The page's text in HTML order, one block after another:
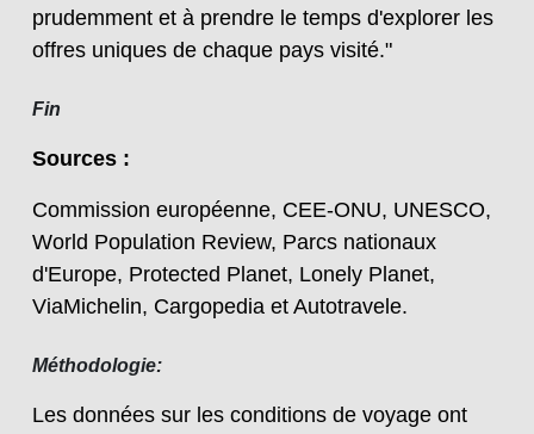
prudemment et à prendre le temps d'explorer les
offres uniques de chaque pays visité."
Fin
Sources :
Commission européenne, CEE-ONU, UNESCO,
World Population Review, Parcs nationaux
d'Europe, Protected Planet, Lonely Planet,
ViaMichelin, Cargopedia et Autotravele.
Méthodologie:
Les données sur les conditions de voyage ont